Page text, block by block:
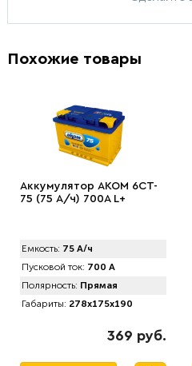
Похожие товары
Аккумулятор AKOM 6CT-
75 (75 А/ч) 700А L+
Емкость: 75 А/ч
Пусковой ток: 700 А
Полярность: Прямая
Габариты: 278x175x190
369 руб.